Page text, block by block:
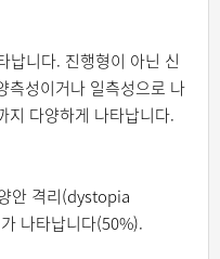
납니다. 진행형이 아닌 신
측성이거나 일측성으로 나
지 다양하게 나타납니다.
안 격리(dystopia
나타납니다(50%).